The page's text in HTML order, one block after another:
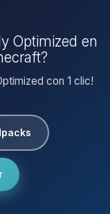
Optimized en
con 1 clic!